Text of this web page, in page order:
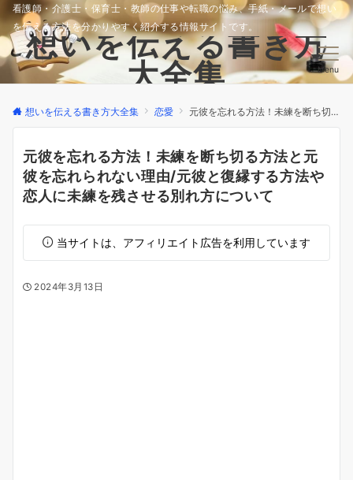
看護師・介護士・保育士・教師の仕事や転職の悩み、手紙・メールで想い
を伝える方法を分かりやすく紹介する情報サイトです。
想いを伝える書き方
大全集
Menu
想いを伝える書き方大全集 恋愛 元彼を忘れる方法！未練を断ち切る方法と元彼を忘れられない理由/元彼と復縁する方法や恋人に未練を残させる別れ方について
元彼を忘れる方法！未練を断ち切る方法と元
彼を忘れられない理由/元彼と復縁する方法や
恋人に未練を残させる別れ方について
当サイトは、アフィリエイト広告を利用しています
2024年3月13日